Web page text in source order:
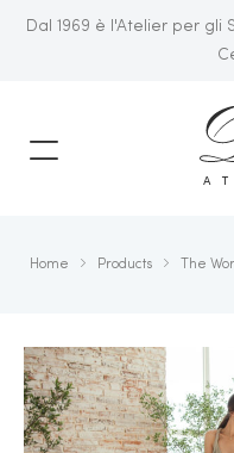
Dal 1969 è l'Atelier per gli
Home Products The